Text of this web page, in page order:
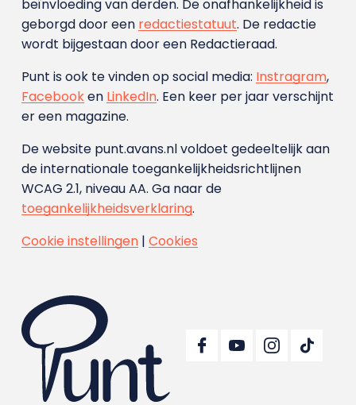
beïnvloeding van derden. De onafhankelijkheid is
geborgd door een redactiestatuut. De redactie
wordt bijgestaan door een Redactieraad.
Punt is ook te vinden op social media: Instragram,
Facebooken LinkedIn. Een keer per jaar verschijnt
er een magazine.
De website punt.avans.nl voldoet gedeeltelijk aan
de internationale toegankelijkheidsrichtlijnen
WCAG 2.1, niveau AA. Ga naar de
toegankelijkheidsverklaring.
Cookie instellingen| Cookies